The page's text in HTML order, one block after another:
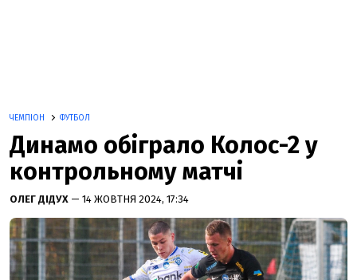
ЧЕМПІОН ФУТБОЛ
Динамо обіграло Колос-2 у
контрольному матчі
ОЛЕГ ДІДУХ — 14 ЖОВТНЯ 2024, 17:34